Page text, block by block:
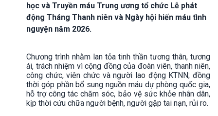
học và Truyền máu Trung ương tổ chức Lễ phát
động Tháng Thanh niên và Ngày hội hiến máu tình
nguyện năm 2026.
Chương trình nhằm lan tỏa tinh thần tương thân, tương
ái, trách nhiệm vì cộng đồng của đoàn viên, thanh niên,
công chức, viên chức và người lao động KTNN; đồng
thời góp phần bổ sung nguồn máu dự phòng quốc gia,
hỗ trợ công tác chăm sóc, bảo vệ sức khỏe nhân dân,
kịp thời cứu chữa người bệnh, người gặp tai nạn, rủi ro.